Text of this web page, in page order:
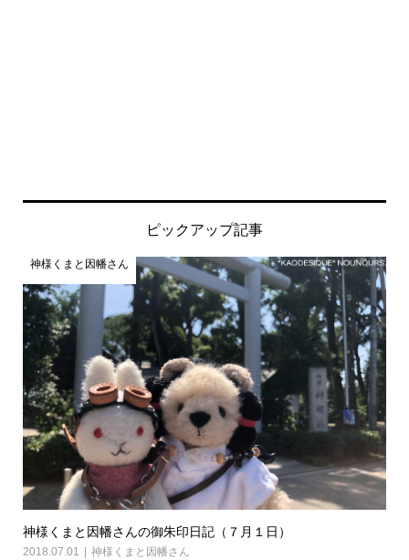
ピックアップ記事
神様くまと因幡さん
神様くまと因幡さんの御朱印日記（７月１日）
2018.07.01 神様くまと因幡さん